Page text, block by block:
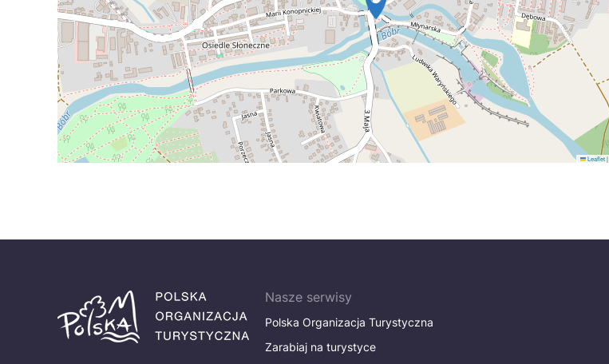
Leaflet|
Nasze serwisy
Polska Organizacja Turystyczna
Zarabiaj na turystyce